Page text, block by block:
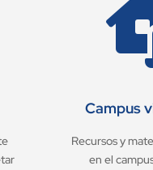
Campus
Recursos y
en el